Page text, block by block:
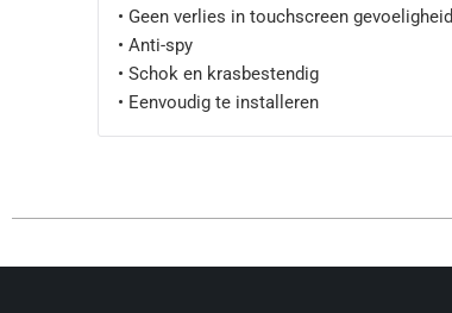
• Geen verlies in touchscreen gevoeligheid
• Anti-spy
• Schok en krasbestendig
• Eenvoudig te installeren